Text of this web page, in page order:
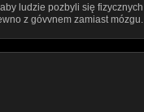
ludzie pozbyli się fizycznych
z góvvnem zamiast mózgu.